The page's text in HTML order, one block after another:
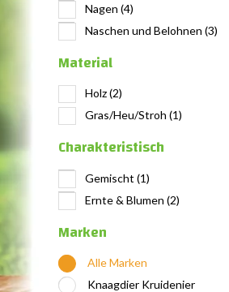
Nagen (4)
Naschen und Belohnen (3)
Material
Holz(2)
Gras/Heu/Stroh (1)
Charakteristisch
Gemischt (1)
Ernte & Blumen (2)
Marken
Alle Marken
Knaagdier Kruidenier